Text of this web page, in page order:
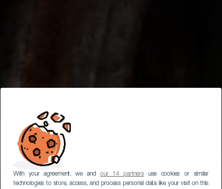
With your agreement, we andour 14 partnersuse cookies or similar
technologies to store, access, and process personal data like your visit on this